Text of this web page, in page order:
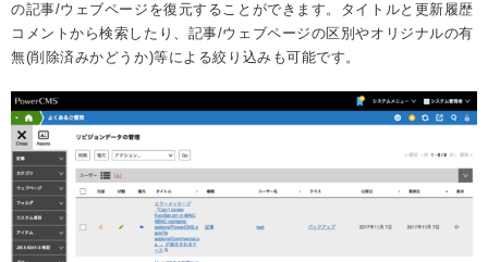
の記事/ウェブページを復元することができます。タイトルと更新履歴
コメントから検索したり、記事/ウェブページの区別やオリジナルの有
無(削除済みかどうか)等による絞り込みも可能です。